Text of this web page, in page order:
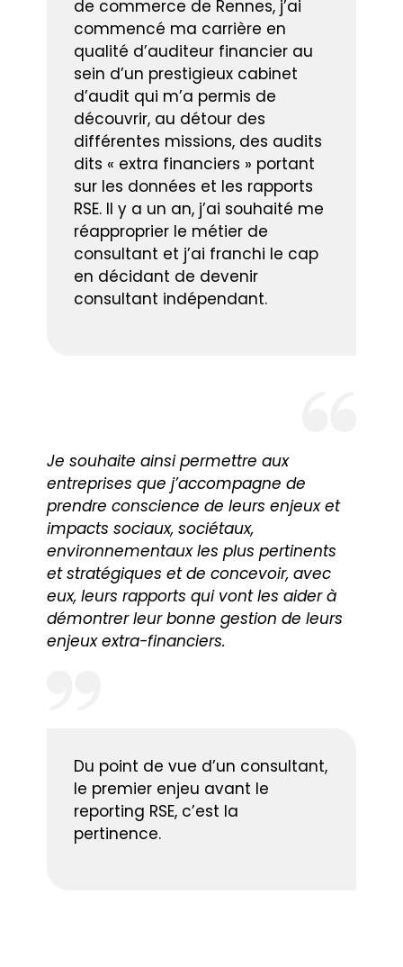
de commerce de Rennes, j’ai
commencé ma carrière en
qualité d’auditeur financier au
sein d’un prestigieux cabinet
d’audit qui m’a permis de
découvrir, au détour des
différentes missions, des audits
dits « extra financiers » portant
sur les données et les rapports
RSE. Il y a un an, j’ai souhaité me
réapproprier le métier de
consultant et j’ai franchi le cap
en décidant de devenir
consultant indépendant.
Je souhaite ainsi permettre aux
entreprises que j’accompagne de
prendre conscience de leurs enjeux et
impacts sociaux, sociétaux,
environnementaux les plus pertinents
et stratégiques et de concevoir, avec
eux, leurs rapports qui vont les aider à
démontrer leur bonne gestion de leurs
enjeux extra-financiers.
Du point de vue d’un consultant,
le premier enjeu avant le
reporting RSE, c’est la
pertinence.